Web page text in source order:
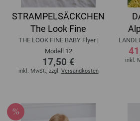
STRAMPELSÄCKCHEN
The Look Fine
THE LOOK FINE BABY Flyer |
Modell 12
17,50 €
inkl. MwSt., zzgl. Versandkosten
inkl.